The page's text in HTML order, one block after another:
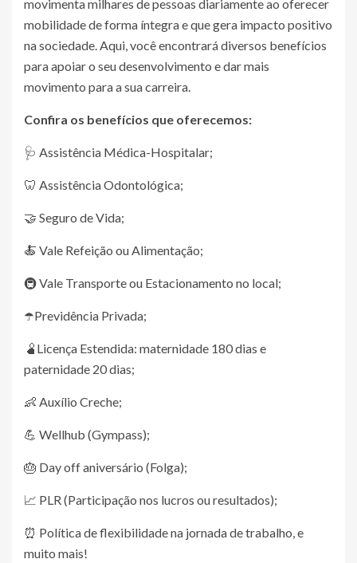
movimenta milhares de pessoas diariamente ao oferecer
mobilidade de forma íntegra e que gera impacto positivo
na sociedade. Aqui, você encontrará diversos benefícios
para apoiar o seu desenvolvimento e dar mais
movimento para a sua carreira.
Confira os benefícios que oferecemos:
🩺 Assistência Médica-Hospitalar;
🦷 Assistência Odontológica;
🤝 Seguro de Vida;
🍝 Vale Refeição ou Alimentação;
🚇 Vale Transporte ou Estacionamento no local;
☂️Previdência Privada;
🫄Licença Estendida: maternidade 180 dias e
paternidade 20 dias;
👶 Auxílio Creche;
💪 Wellhub (Gympass);
🎂 Day off aniversário (Folga);
📈 PLR (Participação nos lucros ou resultados);
⏰ Política de flexibilidade na jornada de trabalho, e
muito mais!